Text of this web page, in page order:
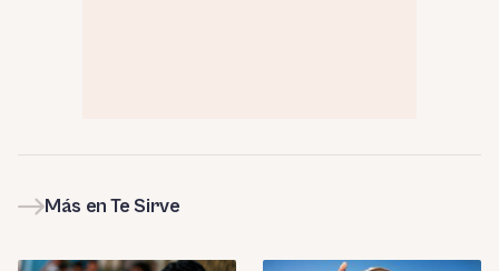
Más en Te Sirve